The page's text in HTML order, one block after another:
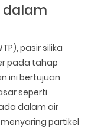
dalam
pasir silika
pada tahap
ini bertujuan
seperti
dalam air
partikel